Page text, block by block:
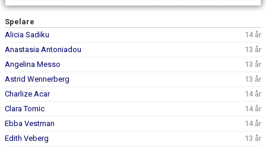
Spelare
Alicia Sadiku
14 år
Anastasia Antoniadou
13 år
Angelina Messo
13 år
Astrid Wennerberg
13 år
Charlize Acar
14 år
Clara Tomic
14 år
Ebba Vestman
14 år
Edith Veberg
13 år